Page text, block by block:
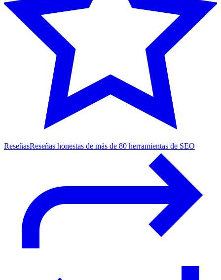
ReseñasReseñas honestas de más de 80 herramientas de SEO